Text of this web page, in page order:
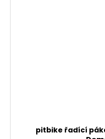
pitbike řadící